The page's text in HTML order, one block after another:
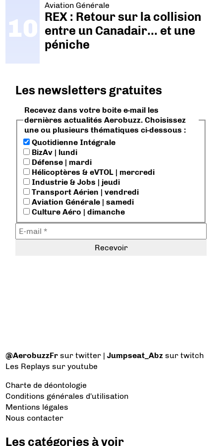
Aviation Générale
REX : Retour sur la collision
entre un Canadair… et une
péniche
Les newsletters gratuites
Recevez dans votre boite e-mail les
dernières actualités Aerobuzz. Choisissez
une ou plusieurs thématiques ci-dessous :
Quotidienne Intégrale
BizAv | lundi
Défense | mardi
Hélicoptères & eVTOL | mercredi
Industrie & Jobs | jeudi
Transport Aérien | vendredi
Aviation Générale | samedi
Culture Aéro | dimanche
@AerobuzzFr sur twitter |Jumpseat_Abz sur twitch
Les Replays sur youtube
Charte de déontologie
Conditions générales d'utilisation
Mentions légales
Nous contacter
Les catégories à voir